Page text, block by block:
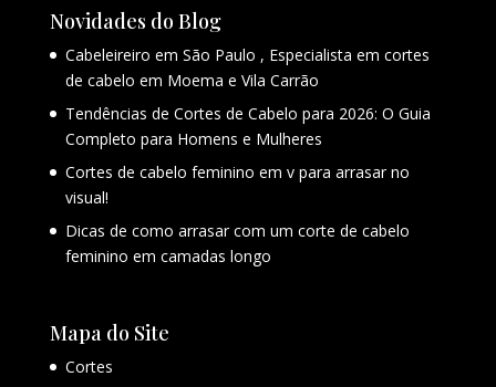
Novidades do Blog
Cabeleireiro em São Paulo , Especialista em cortes
de cabelo em Moema e Vila Carrão
Tendências de Cortes de Cabelo para 2026: O Guia
Completo para Homens e Mulheres
Cortes de cabelo feminino em v para arrasar no
visual!
Dicas de como arrasar com um corte de cabelo
feminino em camadas longo
Mapa do Site
Cortes